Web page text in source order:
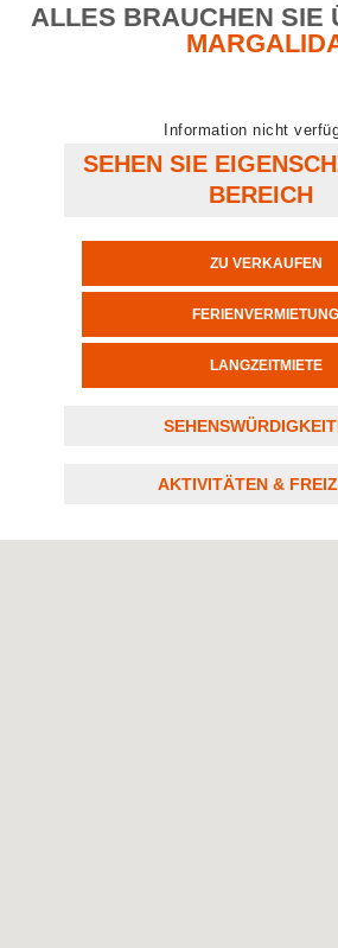
ALLES BRAUCHEN SIE
Information nicht
SEHEN SIE
BEREICH
ZU VERKAUFEN
FERIENVERMIETUNG
LANGZEITMIETE
AKTIVITÄTEN &